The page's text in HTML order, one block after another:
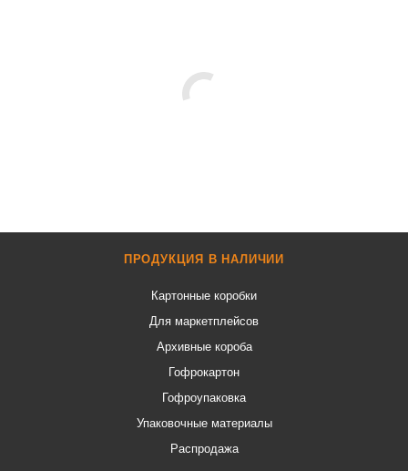
ПРОДУКЦИЯ В НАЛИЧИИ
Картонные коробки
Для маркетплейсов
Архивные короба
Гофрокартон
Гофроупаковка
Упаковочные материалы
Распродажа